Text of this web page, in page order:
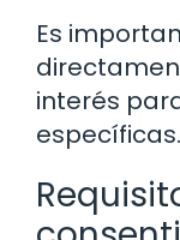
Es
interés
específicas.